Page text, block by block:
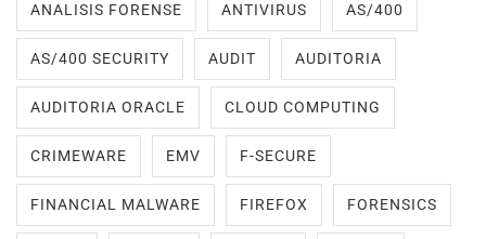
ANALISIS FORENSE ANTIVIRUS AS/400
AS/400 SECURITY AUDIT AUDITORIA
AUDITORIA ORACLE CLOUD COMPUTING
CRIMEWARE EMV F-SECURE
FINANCIAL MALWARE FIREFOX FORENSICS